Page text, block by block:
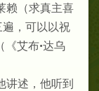
赖（求真主喜
，可以以祝
《艾布•达乌
讲述，他听到